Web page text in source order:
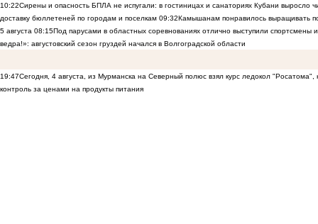
10:22Сирены и опасность БПЛА не испугали: в гостиницах и санаториях Кубани выросло
доставку бюллетеней по городам и поселкам 09:32Камышанам понравилось выращивать
5 августа 08:15Под парусами в областных соревнованиях отлично выступили спортсмены
ведра!»: августовский сезон груздей начался в Волгоградской области
19:47Сегодня, 4 августа, из Мурманска на Северный полюс взял курс ледокол
контроль за ценами на продукты питания